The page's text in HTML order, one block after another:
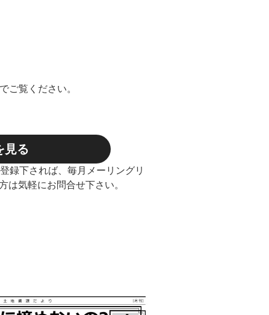
ご覧ください。
見る
録下されば、毎月メーリングリ
は気軽にお問合せ下さい。